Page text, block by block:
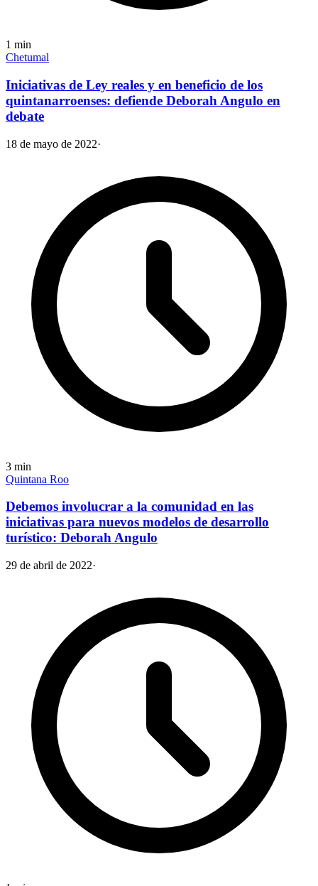
1 min
Chetumal
Iniciativas de Ley reales y en beneficio de los
quintanarroenses: defiende Deborah Angulo en
debate
18 de mayo de 2022·
3 min
Quintana Roo
Debemos involucrar a la comunidad en las
iniciativas para nuevos modelos de desarrollo
turístico: Deborah Angulo
29 de abril de 2022·